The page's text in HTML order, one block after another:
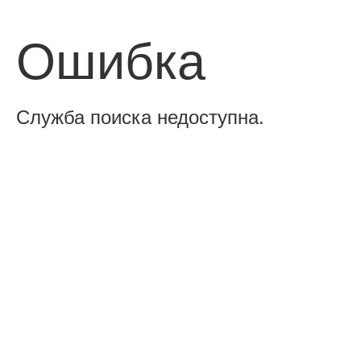
Ошибка
Служба поиска недоступна.